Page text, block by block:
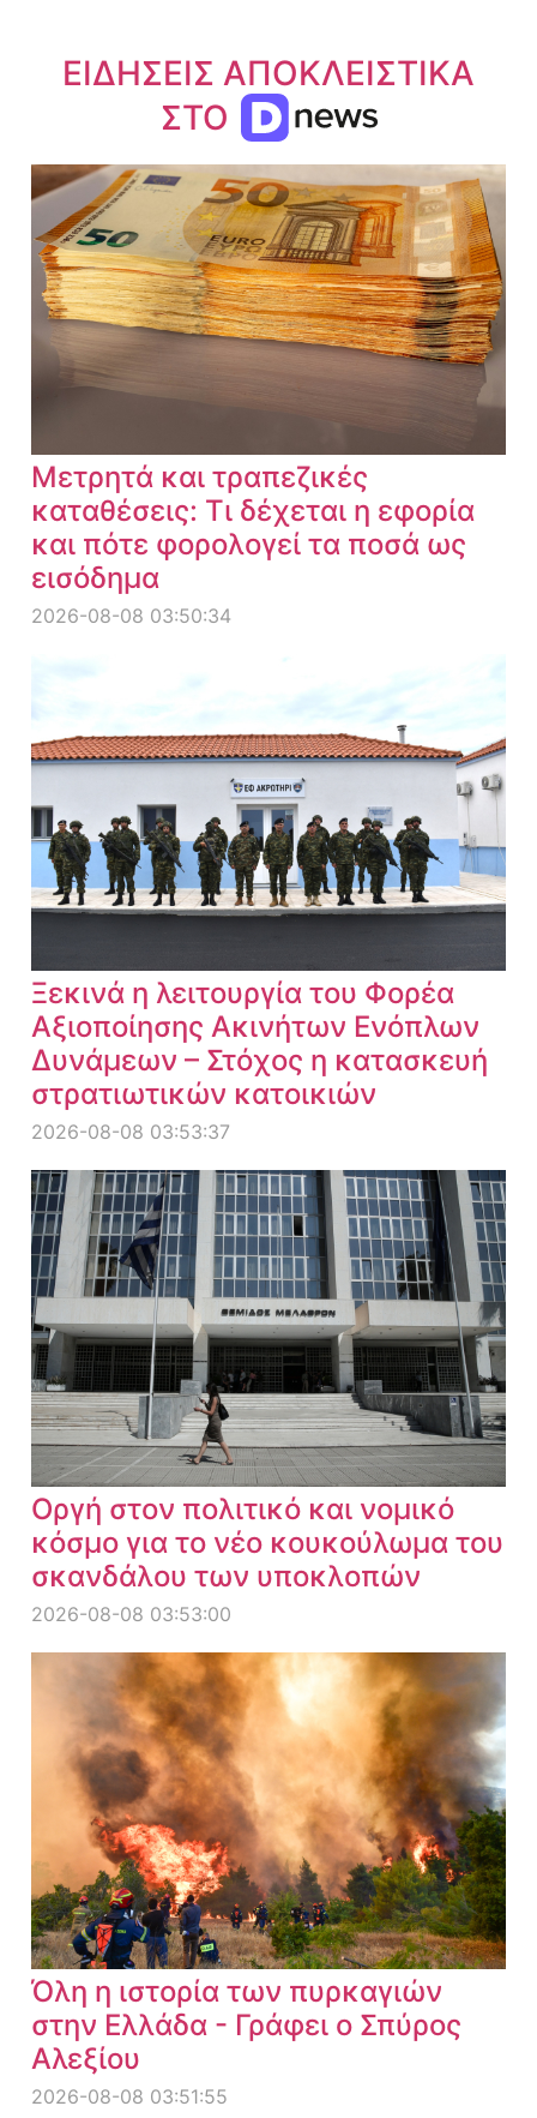
ΕΙΔΗΣΕΙΣ ΑΠΟΚΛΕΙΣΤΙΚΑ
ΣΤΟ
Μετρητά και τραπεζικές
καταθέσεις: Τι δέχεται η εφορία
και πότε φορολογεί τα ποσά ως
εισόδημα
2026-08-08 03:50:34
Ξεκινά η λειτουργία του Φορέα
Αξιοποίησης Ακινήτων Ενόπλων
Δυνάμεων – Στόχος η κατασκευή
στρατιωτικών κατοικιών
2026-08-08 03:53:37
Οργή στον πολιτικό και νομικό
κόσμο για το νέο κουκούλωμα του
σκανδάλου των υποκλοπών
2026-08-08 03:53:00
Όλη η ιστορία των πυρκαγιών
στην Ελλάδα - Γράφει ο Σπύρος
Αλεξίου
2026-08-08 03:51:55